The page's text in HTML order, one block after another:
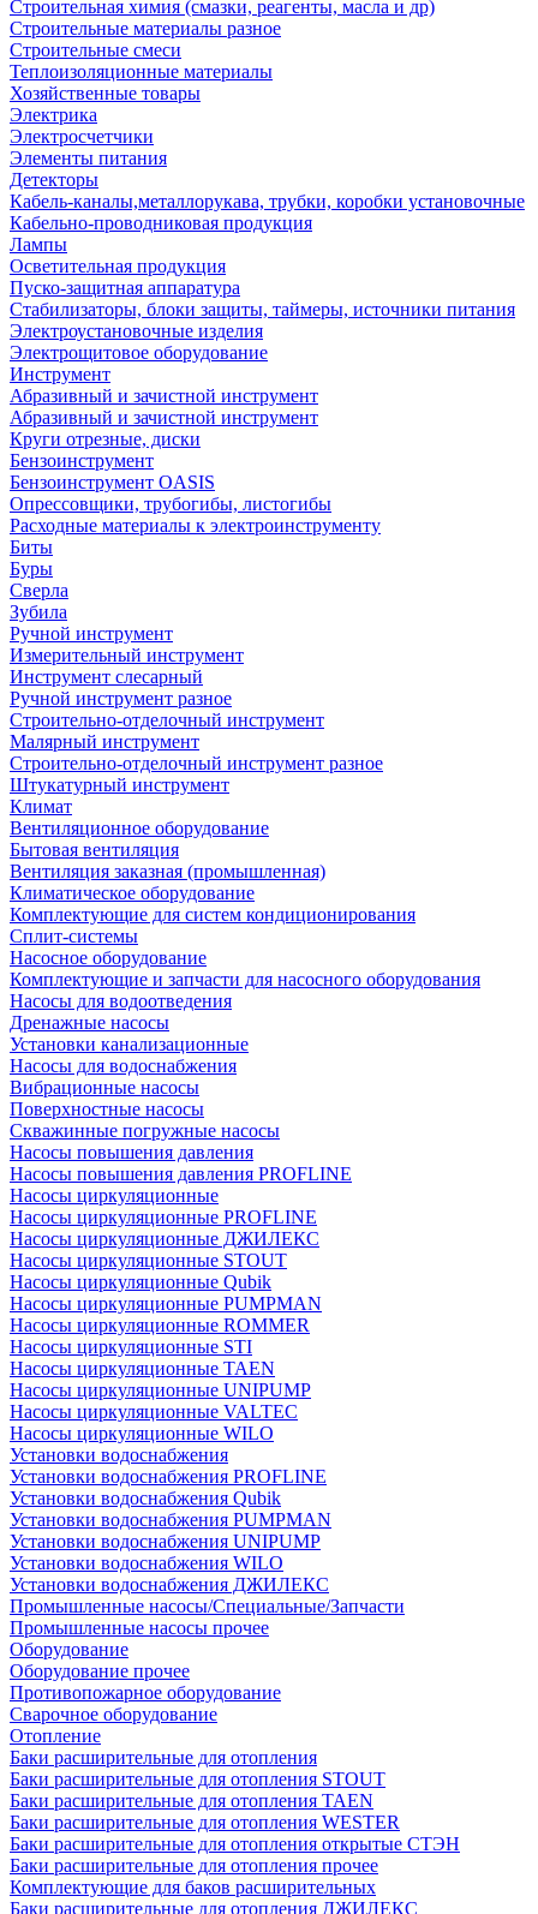
Строительная химия (смазки, реагенты, масла и др)
Строительные материалы разное
Строительные смеси
Теплоизоляционные материалы
Хозяйственные товары
Электрика
Электросчетчики
Элементы питания
Детекторы
Кабель-каналы,металлорукава, трубки, коробки установочные
Кабельно-проводниковая продукция
Лампы
Осветительная продукция
Пуско-защитная аппаратура
Стабилизаторы, блоки защиты, таймеры, источники питания
Электроустановочные изделия
Электрощитовое оборудование
Инструмент
Абразивный и зачистной инструмент
Абразивный и зачистной инструмент
Круги отрезные, диски
Бензоинструмент
Бензоинструмент OASIS
Опрессовщики, трубогибы, листогибы
Расходные материалы к электроинструменту
Биты
Буры
Сверла
Зубила
Ручной инструмент
Измерительный инструмент
Инструмент слесарный
Ручной инструмент разное
Строительно-отделочный инструмент
Малярный инструмент
Строительно-отделочный инструмент разное
Штукатурный инструмент
Климат
Вентиляционное оборудование
Бытовая вентиляция
Вентиляция заказная (промышленная)
Климатическое оборудование
Комплектующие для систем кондиционирования
Сплит-системы
Насосное оборудование
Комплектующие и запчасти для насосного оборудования
Насосы для водоотведения
Дренажные насосы
Установки канализационные
Насосы для водоснабжения
Вибрационные насосы
Поверхностные насосы
Скважинные погружные насосы
Насосы повышения давления
Насосы повышения давления PROFLINE
Насосы циркуляционные
Насосы циркуляционные PROFLINE
Насосы циркуляционные ДЖИЛЕКС
Насосы циркуляционные STOUT
Насосы циркуляционные Qubik
Насосы циркуляционные PUMPMAN
Насосы циркуляционные ROMMER
Насосы циркуляционные STI
Насосы циркуляционные TAEN
Насосы циркуляционные UNIPUMP
Насосы циркуляционные VALTEC
Насосы циркуляционные WILO
Установки водоснабжения
Установки водоснабжения PROFLINE
Установки водоснабжения Qubik
Установки водоснабжения PUMPMAN
Установки водоснабжения UNIPUMP
Установки водоснабжения WILO
Установки водоснабжения ДЖИЛЕКС
Промышленные насосы/Специальные/Запчасти
Промышленные насосы прочее
Оборудование
Оборудование прочее
Противопожарное оборудование
Сварочное оборудование
Отопление
Баки расширительные для отопления
Баки расширительные для отопления STOUT
Баки расширительные для отопления TAEN
Баки расширительные для отопления WESTER
Баки расширительные для отопления открытые СТЭН
Баки расширительные для отопления прочее
Комплектующие для баков расширительных
Баки расширительные для отопления ДЖИЛЕКС